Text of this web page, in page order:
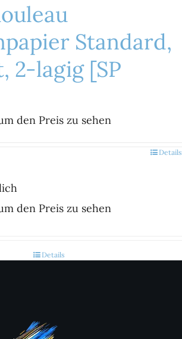
Standard,
2-lagig [SP
den Preis zu sehen
Details
den Preis zu sehen
Details